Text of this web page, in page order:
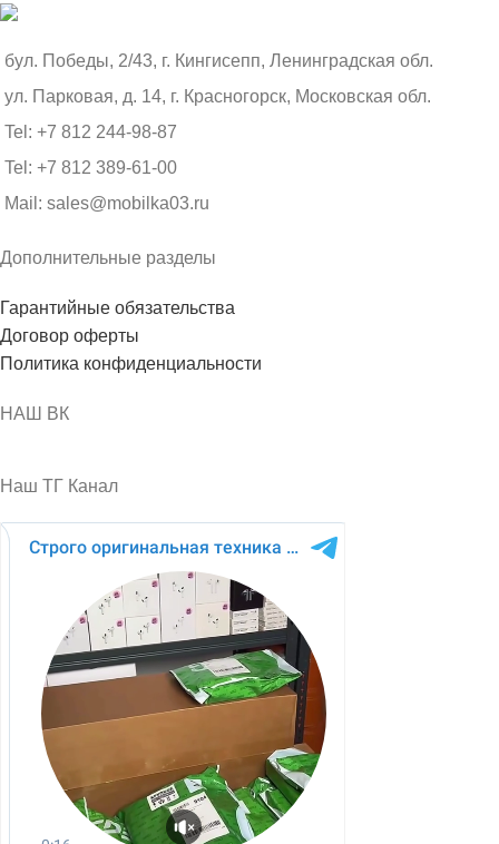
бул. Победы, 2/43, г. Кингисепп, Ленинградская обл.
ул. Парковая, д. 14, г. Красногорск, Московская обл.
Tel: +7 812 244-98-87
Tel: +7 812 389-61-00
Mail: sales@mobilka03.ru
Дополнительные разделы
Гарантийные обязательства
Договор оферты
Политика конфиденциальности
НАШ ВК
Наш ТГ Канал